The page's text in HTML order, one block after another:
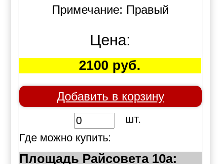
Примечание: Правый
Цена:
2100 руб.
Добавить в корзину
шт.
Где можно купить:
Площадь Райсовета 10а: